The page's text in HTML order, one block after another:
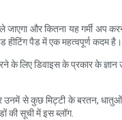
जाएगा और कितना यह गर्मी अप
हीटिंग पैड में एक महत्वपूर्ण कदम है।
के लिए डिवाइस के प्रकार के
और उनमें से कुछ मिट्टी के बरतन,
की सूची में इस ब्लॉग.